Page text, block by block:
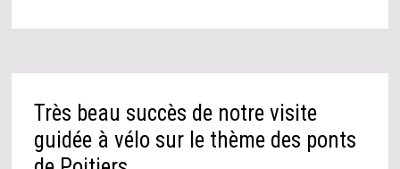
Très beau succès de notre visite
guidée à vélo sur le thème des ponts